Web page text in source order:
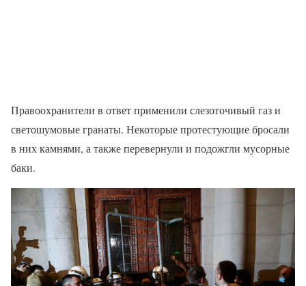
Правоохранители в ответ применили слезоточивый газ и
светошумовые гранаты. Некоторые протестующие бросали
в них камнями, а также перевернули и подожгли мусорные
баки.